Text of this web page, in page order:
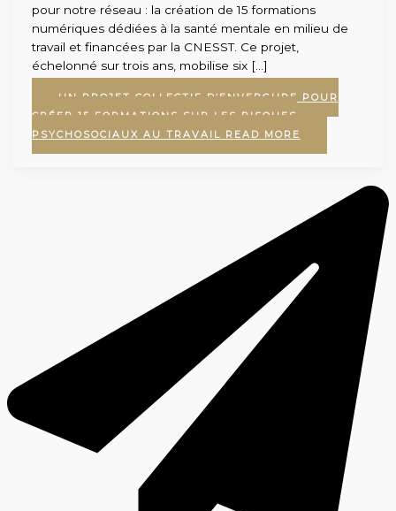
pour notre réseau : la création de 15 formations
numériques dédiées à la santé mentale en milieu de
travail et financées par la CNESST. Ce projet,
échelonné sur trois ans, mobilise six […]
UN PROJET COLLECTIF D’ENVERGURE POUR
CRÉER 15 FORMATIONS SUR LES RISQUES
PSYCHOSOCIAUX AU TRAVAIL READ MORE